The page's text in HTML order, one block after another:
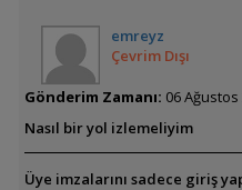
emreyz
Çevrim Dışı
Gönderim Zamanı: 06 Ağustos
Nasıl bir yol izlemeliyim
Üye imzalarını sadece giriş